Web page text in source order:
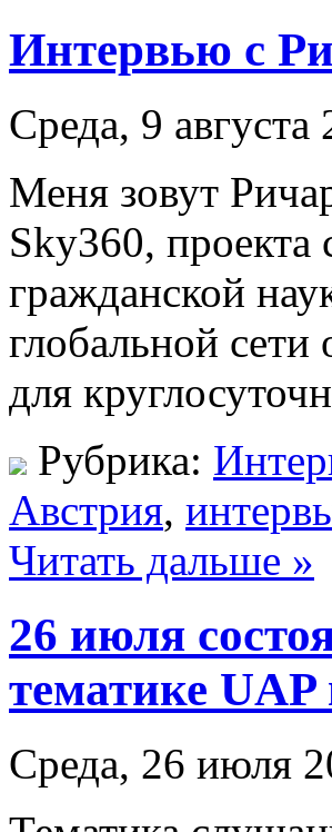
Интервью с
Среда, 9
Меня зовут
Sky360,
гражданской
глобальной
для
Рубрика:
Австрия,
Читать дальше »
26 июля
тематике
Среда, 26 июля